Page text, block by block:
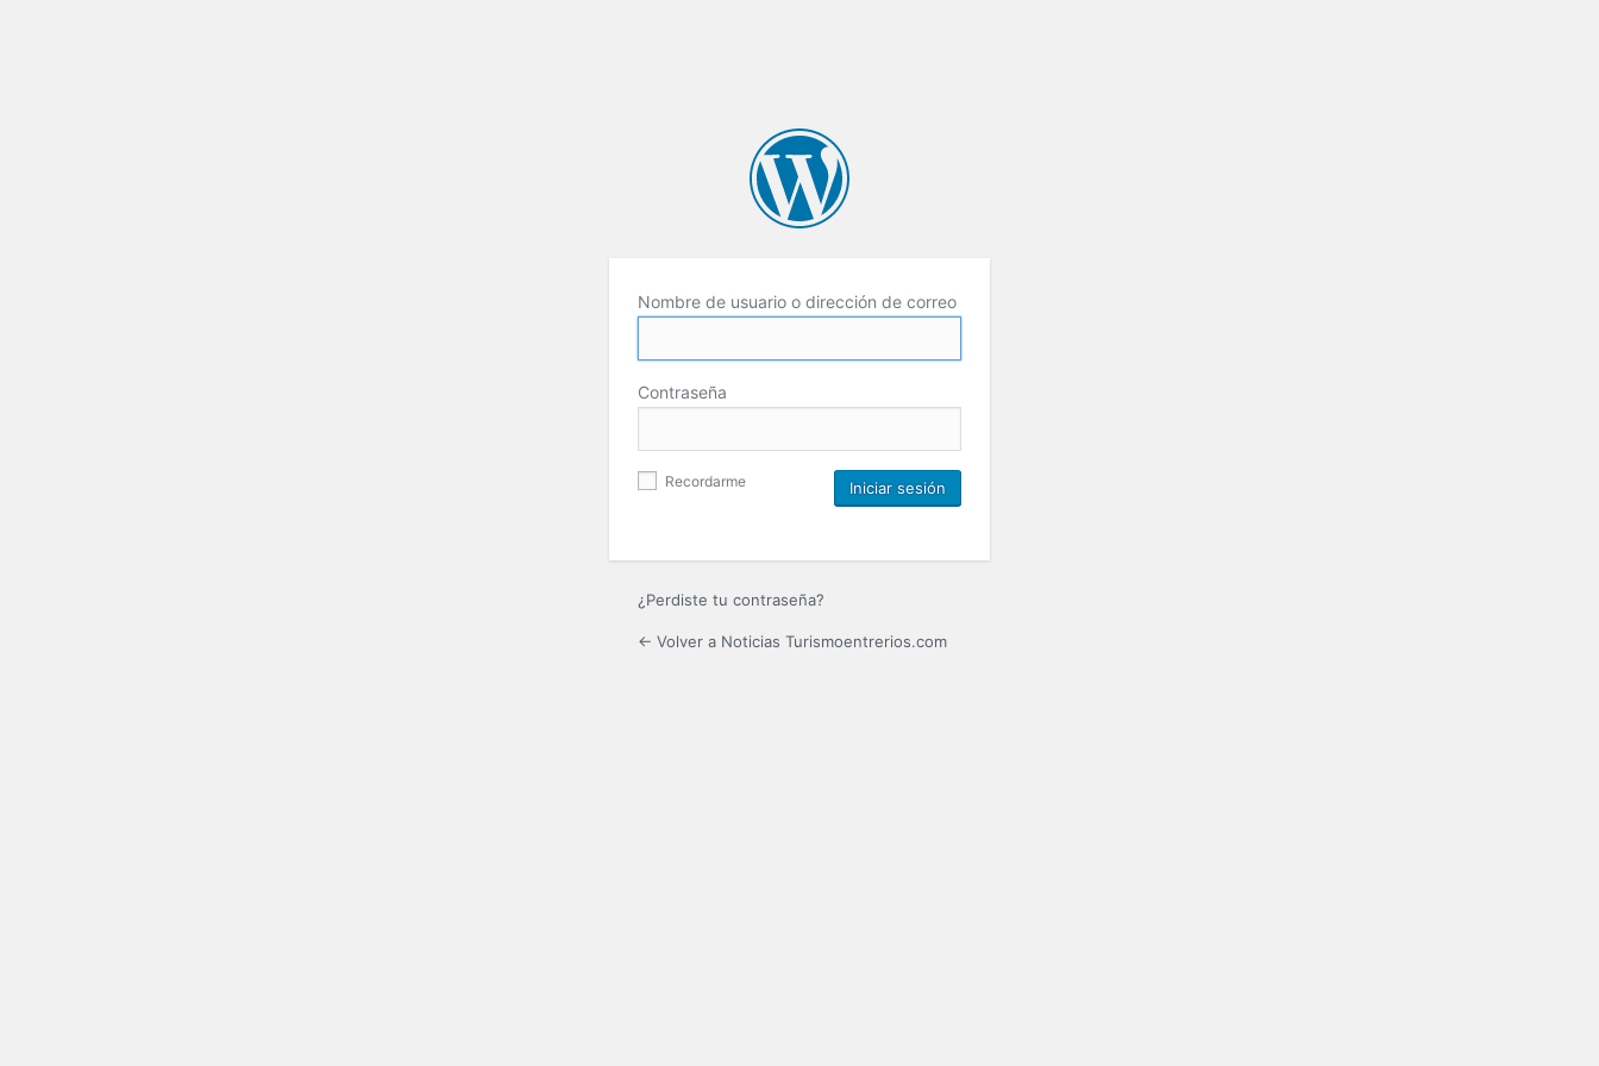
Nombre de usuario o dirección de correo
Contraseña
Recordarme
¿Perdiste tu contraseña?
← Volver a Noticias Turismoentrerios.com